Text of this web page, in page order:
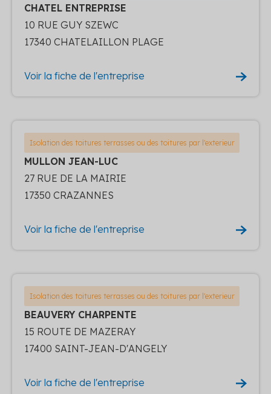
CHATEL ENTREPRISE
10 RUE GUY SZEWC
17340 CHATELAILLON PLAGE
Voir la fiche de l'entreprise
Isolation des toitures terrasses ou des toitures par l'exterieur
MULLON JEAN-LUC
27 RUE DE LA MAIRIE
17350 CRAZANNES
Voir la fiche de l'entreprise
Isolation des toitures terrasses ou des toitures par l'exterieur
BEAUVERY CHARPENTE
15 ROUTE DE MAZERAY
17400 SAINT-JEAN-D'ANGELY
Voir la fiche de l'entreprise